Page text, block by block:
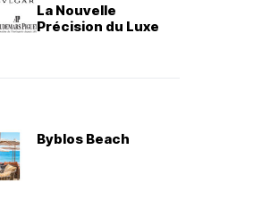
La Nouvelle
Précision du Luxe
Byblos Beach